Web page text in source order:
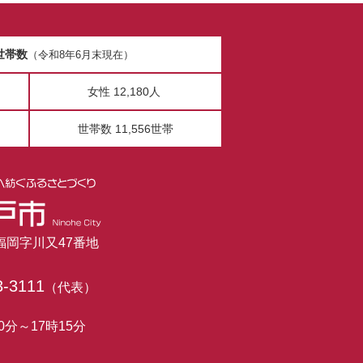
帯数（令和8年6月末現在）
女性 12,180人
世帯数 11,556世帯
字川又47番地
3111 （代表）
分～17時15分